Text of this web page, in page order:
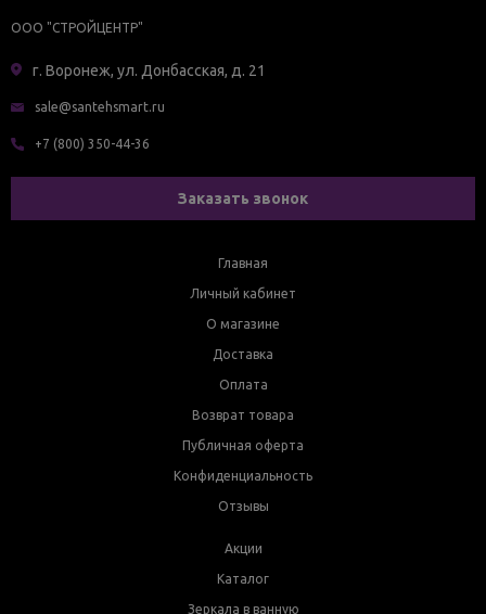
ООО "СТРОЙЦЕНТР"
г. Воронеж, ул. Донбасская, д. 21
sale@santehsmart.ru
+7 (800) 350-44-36
Заказать звонок
Главная
Личный кабинет
О магазине
Доставка
Оплата
Возврат товара
Публичная оферта
Конфиденциальность
Отзывы
Акции
Каталог
Зеркала в ванную